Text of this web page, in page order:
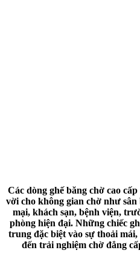
Các dòng ghế băng chờ cao
vời cho không gian chờ như
mại, khách sạn, bệnh viện,
phòng hiện đại. Những chiếc
trung đặc biệt vào sự thoải
đến trải nghiệm chờ đẳng